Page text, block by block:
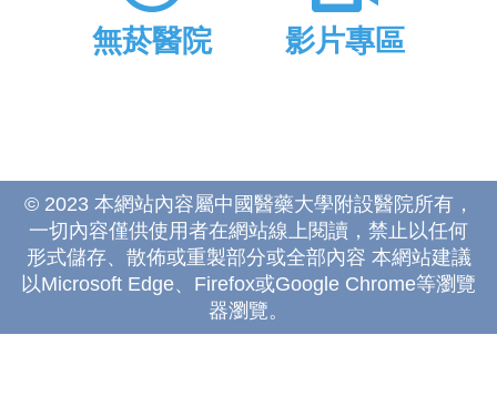
無菸醫院 影片專區
© 2023 本網站內容屬中國醫藥大學附設醫院所有，
一切內容僅供使用者在網站線上閱讀，禁止以任何
形式儲存、散佈或重製部分或全部內容 本網站建議
以Microsoft Edge、Firefox或Google Chrome等瀏覽
器瀏覽。